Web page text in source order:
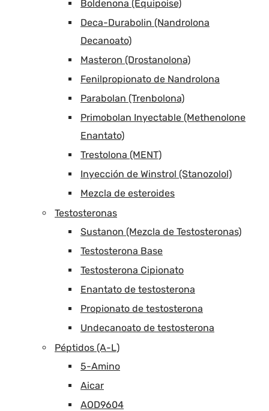
Boldenona (Equipoise)
Deca-Durabolin (Nandrolona
Decanoato)
Masteron (Drostanolona)
Fenilpropionato de Nandrolona
Parabolan (Trenbolona)
Primobolan Inyectable (Methenolone
Enantato)
Trestolona (MENT)
Inyección de Winstrol (Stanozolol)
Mezcla de esteroides
Testosteronas
Sustanon (Mezcla de Testosteronas)
Testosterona Base
Testosterona Cipionato
Enantato de testosterona
Propionato de testosterona
Undecanoato de testosterona
Péptidos (A-L)
5-Amino
Aicar
AOD9604